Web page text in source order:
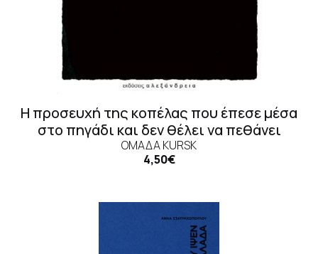
Η προσευχή της κοπέλας που έπεσε μέσα
στο πηγάδι και δεν θέλει να πεθάνει
ΟΜΆΔΑ KURSK
4,50€